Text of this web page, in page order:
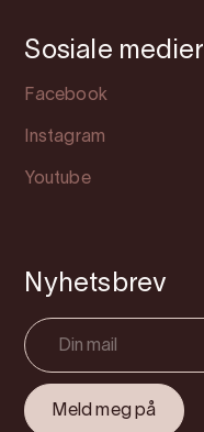
Sosiale medier
Facebook
Instagram
Youtube
Nyhetsbrev